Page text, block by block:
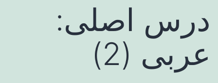
درس اصلی:
عربی (2)